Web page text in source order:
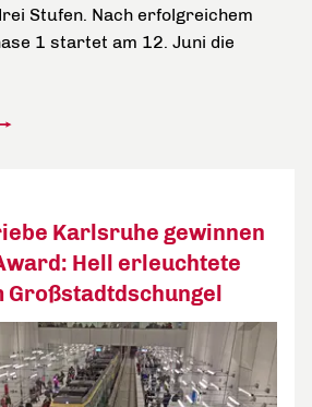
Stufen. Nach erfolgreichem
1 startet am 12. Juni die
Karlsruhe gewinnen
Hell erleuchtete
Großstadtdschungel